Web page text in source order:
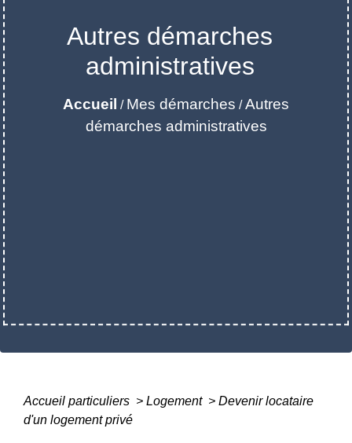
Autres démarches
administratives
Accueil / Mes démarches /Autres
démarches administratives
Accueil particuliers > Logement > Devenir locataire
d'un logement privé